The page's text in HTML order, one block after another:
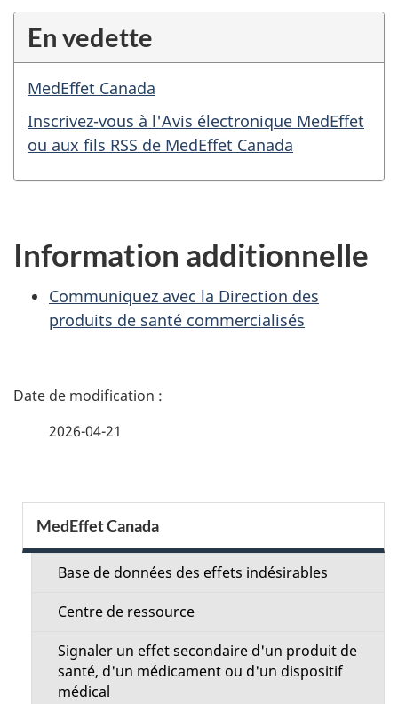
En vedette
MedEffet Canada
Inscrivez-vous à l'Avis électronique MedEffet
ou aux fils RSS de MedEffet Canada
Information additionnelle
Communiquez avec la Direction des
produits de santé commercialisés
D
a
2026-04-21
e
MedEffet Canada
Base de données des effets indésirables
Centre de ressource
Signaler un effet secondaire d'un produit de
santé, d'un médicament ou d'un dispositif
médical